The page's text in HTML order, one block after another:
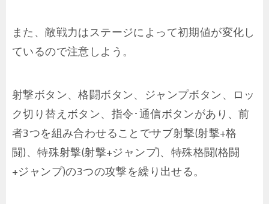
また、敵戦力はステージによって初期値が変化し
ているので注意しよう。
射撃ボタン、格闘ボタン、ジャンプボタン、ロッ
ク切り替えボタン、指令･通信ボタンがあり、前
者3つを組み合わせることでサブ射撃(射撃+格
闘)、特殊射撃(射撃+ジャンプ)、特殊格闘(格闘
+ジャンプ)の3つの攻撃を繰り出せる。